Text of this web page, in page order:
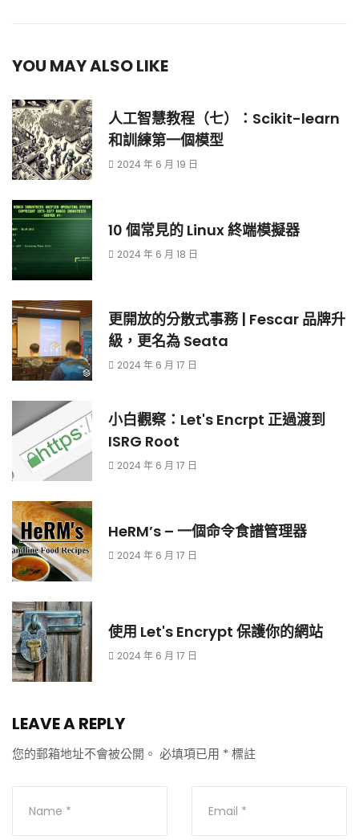
YOU MAY ALSO LIKE
人工智慧教程（七）：Scikit-learn
和訓練第一個模型
2024 年 6 月 19 日
10 個常見的 Linux 終端模擬器
2024 年 6 月 18 日
更開放的分散式事務 | Fescar 品牌升
級，更名為 Seata
2024 年 6 月 17 日
小白觀察：Let's Encrpt 正過渡到
ISRG Root
2024 年 6 月 17 日
HeRM’s – 一個命令食譜管理器
2024 年 6 月 17 日
使用 Let's Encrypt 保護你的網站
2024 年 6 月 17 日
LEAVE A REPLY
您的郵箱地址不會被公開。 必填項已用 * 標註